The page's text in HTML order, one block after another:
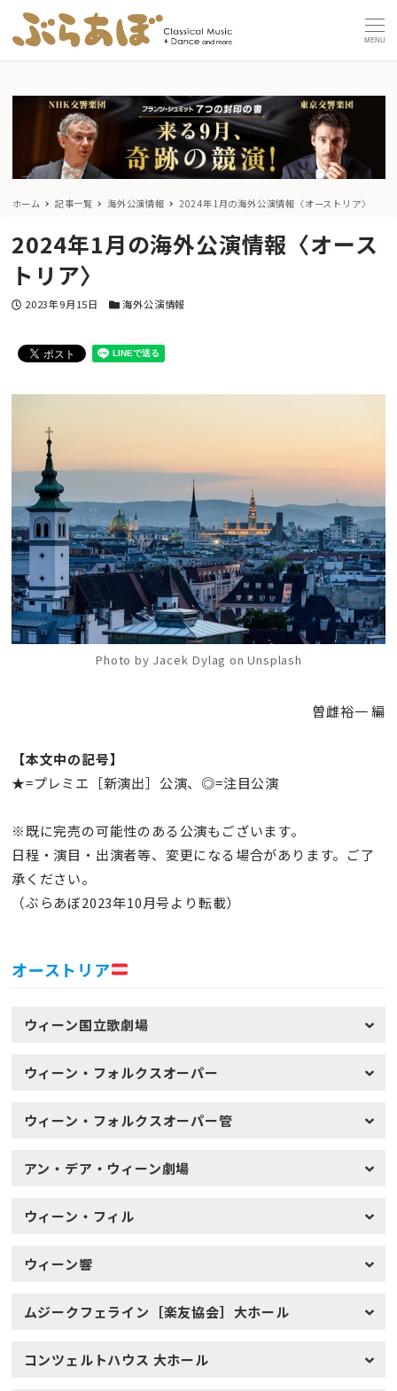
MENU
ホーム 記事一覧 海外公演情報 2024年1月の海外公演情報〈オーストリア〉
2024年1月の海外公演情報〈オース
トリア〉
投稿日
2023年9月15日 カテゴリー
海外公演情報
Photo by Jacek Dylag on Unsplash
曽雌裕一 編
【本文中の記号】
★=プレミエ［新演出］公演、◎=注目公演
※既に完売の可能性のある公演もございます。
日程・演目・出演者等、変更になる場合があります。ご了
承ください。
（ぶらあぼ2023年10月号より転載）
オーストリア
ウィーン国立歌劇場
ウィーン・フォルクスオーパー
ウィーン・フォルクスオーパー管
アン・デア・ウィーン劇場
ウィーン・フィル
ウィーン響
ムジークフェライン［楽友協会］大ホール
コンツェルトハウス 大ホール